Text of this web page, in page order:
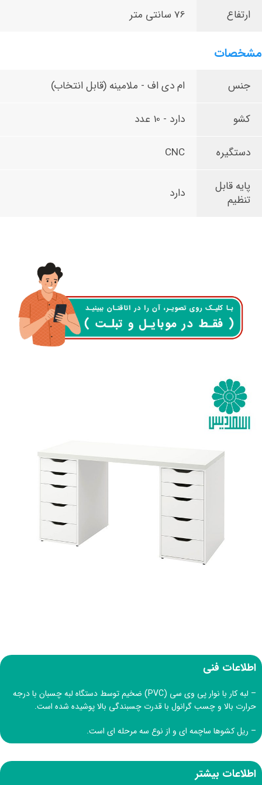
ارتفاع 76 سانتی متر
مشخصات
جنس ام دی اف - ملامینه (قابل انتخاب)
کشو دارد - 10 عدد
دستگیره CNC
پایه قابل
تنظیم
دارد
اطلاعات فنی
– لبه کار با نوار پی وی سی (PVC) ضخیم توسط دستگاه لبه چسبان با درجه
حرارت بالا و چسب گرانول با قدرت چسبندگی بالا پوشیده شده است.
– ریل کشوها ساچمه ای و از نوع سه مرحله ای است.
اطلاعات بیشتر